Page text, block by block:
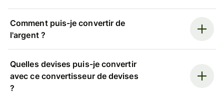
Comment puis-je convertir de
l'argent ?
Quelles devises puis-je convertir
avec ce convertisseur de devises
?